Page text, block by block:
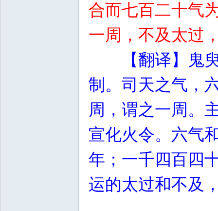
合而七百二十气
一周，不及太过
【翻译】鬼
制。司天之气，
周，谓之一周。
宣化火令。六气
年；一千四百四
运的太过和不及